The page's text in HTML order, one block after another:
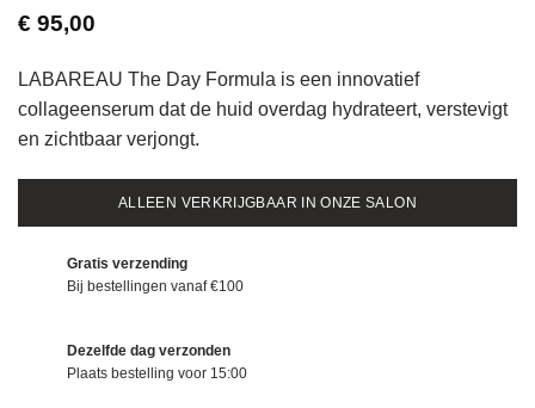
€ 95,00
LABAREAU The Day Formula is een innovatief
collageenserum dat de huid overdag hydrateert, verstevigt
en zichtbaar verjongt.
ALLEEN VERKRIJGBAAR IN ONZE SALON
Gratis verzending
Bij bestellingen vanaf €100
Dezelfde dag verzonden
Plaats bestelling voor 15:00